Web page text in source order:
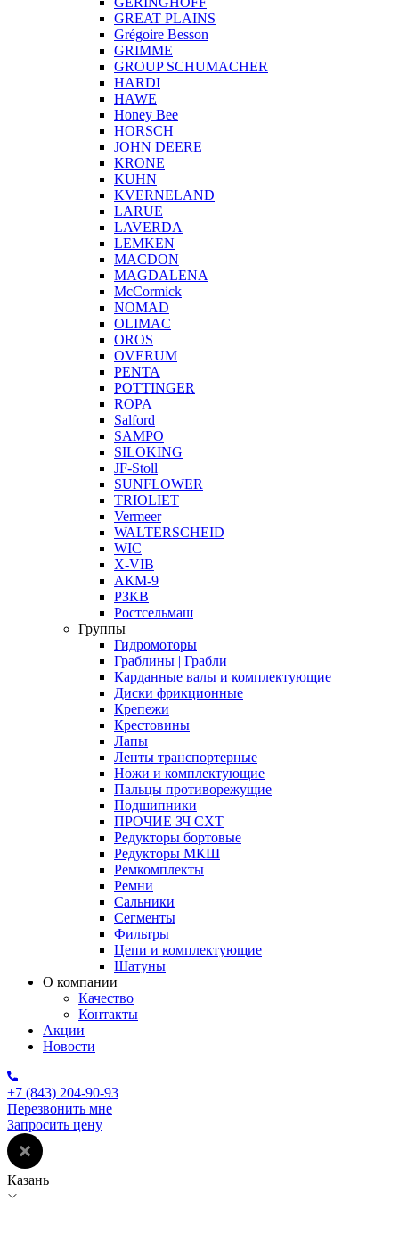
GREAT PLAINS
Grégoire Besson
GRIMME
GROUP SCHUMACHER
HARDI
HAWE
Honey Bee
HORSCH
JOHN DEERE
KRONE
KUHN
KVERNELAND
LARUE
LAVERDA
LEMKEN
MACDON
MAGDALENA
McCormick
NOMAD
OLIMAC
OROS
OVERUM
PENTA
POTTINGER
ROPA
Salford
SAMPO
SILOKING
JF-Stoll
SUNFLOWER
TRIOLIET
Vermeer
WALTERSCHEID
WIC
X-VIB
АКМ-9
РЗКВ
Ростсельмаш
Группы
Гидромоторы
Граблины | Грабли
Карданные валы и комплектующие
Диски фрикционные
Крепежи
Крестовины
Лапы
Ленты транспортерные
Ножи и комплектующие
Пальцы противорежущие
Подшипники
ПРОЧИЕ ЗЧ СХТ
Редукторы бортовые
Редукторы МКШ
Ремкомплекты
Ремни
Сальники
Сегменты
Фильтры
Цепи и комплектующие
Шатуны
О компании
Качество
Контакты
Акции
Новости
+7 (843) 204-90-93
Перезвонить мне
Запросить цену
Казань